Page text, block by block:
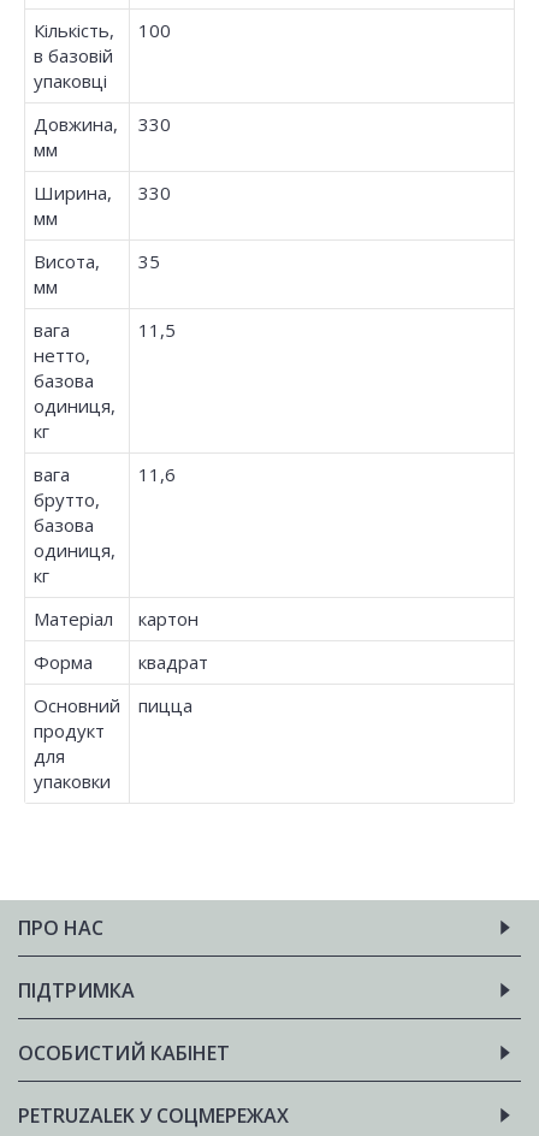
Кількість,
в базовій
упаковці
100
Довжина,
мм
330
Ширина,
мм
330
Висота,
мм
35
вага
нетто,
базова
одиниця,
кг
11,5
вага
брутто,
базова
одиниця,
кг
11,6
Матеріал
картон
Форма
квадрат
Основний
продукт
для
упаковки
пицца
ПРО НАС
ПІДТРИМКА
ОСОБИСТИЙ КАБІНЕТ
PETRUZALEK У СОЦМЕРЕЖАХ